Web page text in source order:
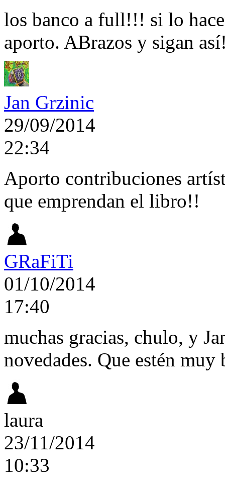
los banco a full!!! si lo
aporto. ABrazos y sigan
Jan Grzinic
29/09/2014
22:34
Aporto contribuciones
que emprendan el libro!!
GRaFiTi
01/10/2014
17:40
muchas gracias, chulo, y
novedades. Que estén muy
laura
23/11/2014
10:33